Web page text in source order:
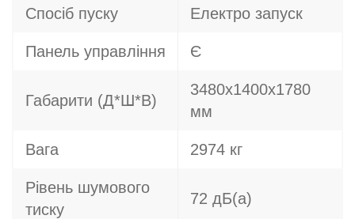
Спосіб пуску Електро запуск
Панель управління Є
Габарити (Д*Ш*В)
3480х1400х1780
мм
Вага 2974 кг
Рівень шумового
тиску
72 дБ(а)